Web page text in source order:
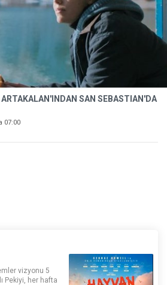
SAN SEBASTIAN'DA
07:00
vizyonu 5
Pekiyi, her hafta